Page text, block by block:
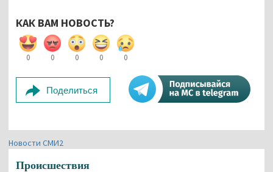
КАК ВАМ НОВОСТЬ?
0 0 0 0 0
Поделиться
Новости СМИ2
Происшествия